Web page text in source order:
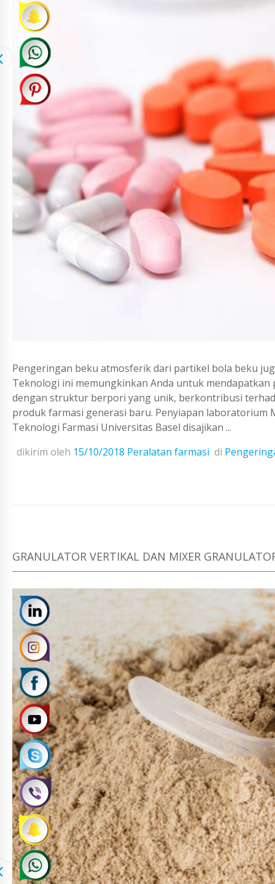
Pengeringan beku atmosferik dari partikel bola beku
Teknologi ini memungkinkan Anda untuk
dengan struktur berpori yang unik, berkontribusi
produk farmasi generasi baru. Penyiapan
Teknologi Farmasi Universitas Basel disajikan ...
dikirim oleh 15/10/2018 Peralatan farmasi di
GRANULATOR VERTIKAL DAN MIXER